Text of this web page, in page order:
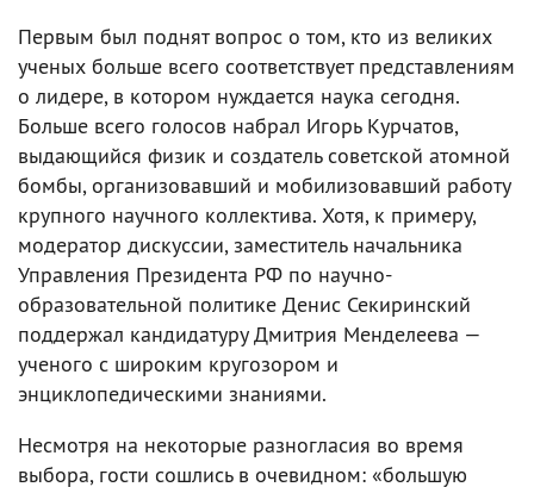
Первым был поднят вопрос о том, кто из великих
ученых больше всего соответствует представлениям
о лидере, в котором нуждается наука сегодня.
Больше всего голосов набрал Игорь Курчатов,
выдающийся физик и создатель советской атомной
бомбы, организовавший и мобилизовавший работу
крупного научного коллектива. Хотя, к примеру,
модератор дискуссии, заместитель начальника
Управления Президента РФ по научно-
образовательной политике Денис Секиринский
поддержал кандидатуру Дмитрия Менделеева —
ученого с широким кругозором и
энциклопедическими знаниями.
Несмотря на некоторые разногласия во время
выбора, гости сошлись в очевидном: «большую